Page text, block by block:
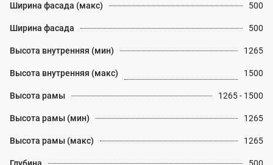
Ширина фасада (макс) 500
Ширина фасада 500
Высота внутренняя (мин) 1265
Высота внутренняя (макс) 1500
Высота рамы 1265 - 1500
Высота рамы (мин) 1265
Высота рамы (макс) 1265